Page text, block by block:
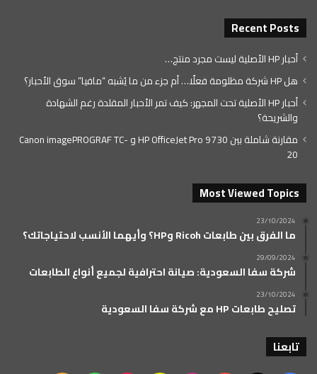
Recent Posts
أحبار HP الأصلية ليست مجرد منتج…
هل HP شركة مظلومة فعلًا… أم جزء من ما يُشبه “مافيا” سوق الأحبار؟
أحبار HP الأصلية تحت المجهر: كيف تمر الأحبار المقلدة رغم الشهادة
والشريحة؟
مقارنة شاملة بين HP OfficeJet Pro 9730 و Canon imagePROGRAF TC-
20
Most Viewed Topics
23/10/2024
ما الفرق بين طابعات Ricoh وHP؟ وأيهما الأنسب لاحتياجاتك؟
29/09/2024
شركة سفا السعودية: صيانة احترافية لجميع أنواع الطابعات
23/10/2024
تصليح طابعات HP مع شركة سفا السعودية
تابعنا